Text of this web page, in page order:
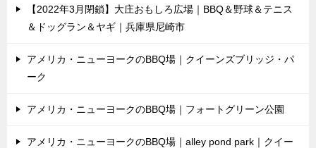
【2022年3月閉鎖】大庄おもしろ広場｜BBQ＆野球＆テニス
＆ドッグラン＆ヤギ｜兵庫県尼崎市
アメリカ・ニューヨークのBBQ場｜クイーンズブリッジ・パ
ーク
アメリカ・ニューヨークのBBQ場｜フォートグリーン公園
アメリカ・ニューヨークのBBQ場｜alley pond park｜クイー